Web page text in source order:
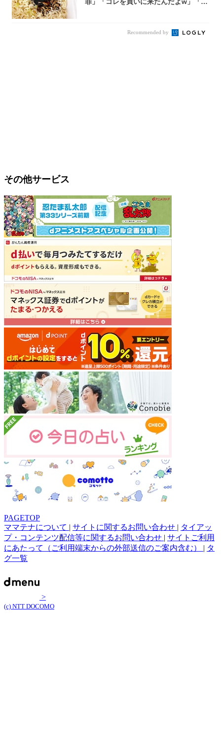
罪」「コレを買いに来たんだよw」「３
Recommended by
その他サービス
PAGETOP
ママテナについて | サイトに関するお問い合わせ | タイアッ
プ・コンテンツ配信等に関するお問い合わせ | サイトご利用
にあたって（ご利用端末からの外部送信のご案内含む） | タ
グ一覧
>
(c) NTT DOCOMO